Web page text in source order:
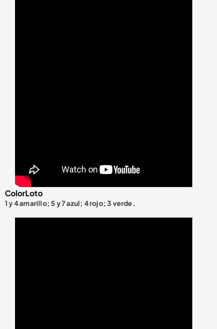
ColorLoto
1 y 4 amarillo; 5 y 7 azul; 4 rojo; 3 verde.